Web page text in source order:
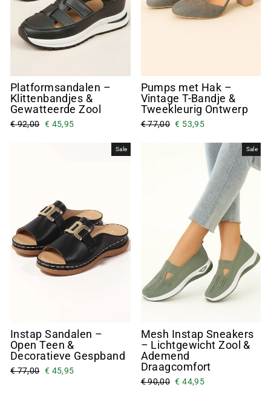
Platformsandalen –
Klittenbandjes &
Gewatteerde Zool
€ 92,00 € 45,95
Pumps met Hak –
Vintage T-Bandje &
Tweekleurig Ontwerp
€ 77,00 € 53,95
Sale
Instap Sandalen –
Open Teen &
Decoratieve Gespband
€ 77,00 € 45,95
Sale
Mesh Instap Sneakers
– Lichtgewicht Zool &
Ademend
Draagcomfort
€ 90,00 € 44,95